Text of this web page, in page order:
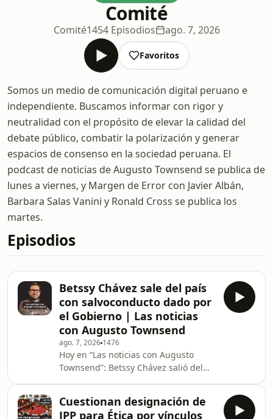
Comité
Comité1454 Episodios ago. 7, 2026
Favoritos
Somos un medio de comunicación digital peruano e
independiente. Buscamos informar con rigor y
neutralidad con el propósito de elevar la calidad del
debate público, combatir la polarización y generar
espacios de consenso en la sociedad peruana. El
podcast de noticias de Augusto Townsend se publica de
lunes a viernes, y Margen de Error con Javier Albán,
Barbara Salas Vanini y Ronald Cross se publica los
martes.
Episodios
Betssy Chávez sale del país
con salvoconducto dado por
el Gobierno | Las noticias
con Augusto Townsend
ago. 7, 2026 1476
Hoy en “Las noticias con Augusto
Townsend”: Betssy Chávez salió del
concretar su asilo en México. Se ha
Cuestionan designación de
JPP para Ética por vínculos